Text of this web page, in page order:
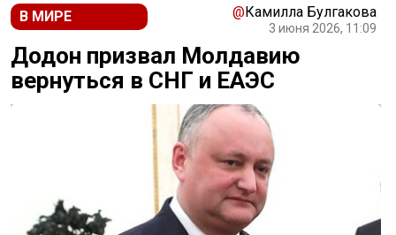
В МИРЕ @ Камилла Булгакова
3 июня 2026, 11:09
Додон призвал Молдавию
вернуться в СНГ и ЕАЭС